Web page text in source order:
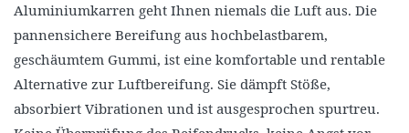
Aluminiumkarren geht Ihnen niemals die Luft aus. Die
pannensichere Bereifung aus hochbelastbarem,
geschäumtem Gummi, ist eine komfortable und rentable
Alternative zur Luftbereifung. Sie dämpft Stöße,
absorbiert Vibrationen und ist ausgesprochen spurtreu.